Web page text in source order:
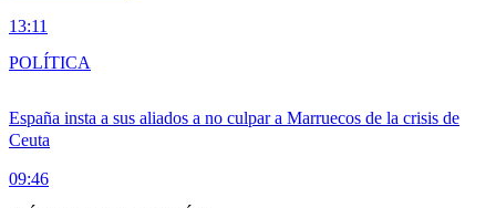
13:11
España insta a sus aliados a no culpar a Marruecos de la crisis de
Ceuta
09:46
POLÍTICA